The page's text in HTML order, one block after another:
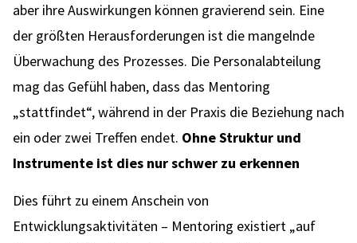
aber ihre Auswirkungen können gravierend sein. Eine
der größten Herausforderungen ist die mangelnde
Überwachung des Prozesses. Die Personalabteilung
mag das Gefühl haben, dass das Mentoring
„stattfindet“, während in der Praxis die Beziehung nach
ein oder zwei Treffen endet. Ohne Struktur und
Instrumente ist dies nur schwer zu erkennen
Dies führt zu einem Anschein von
Entwicklungsaktivitäten – Mentoring existiert „auf